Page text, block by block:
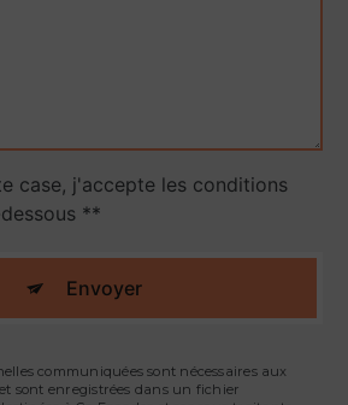
case, j'accepte les conditions
**
Envoyer
communiquées sont nécessaires aux
sont enregistrées dans un fichier